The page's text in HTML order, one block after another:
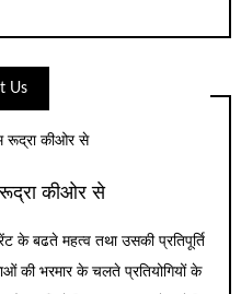
Us
कीओर से
के बढते महत्व तथा उसकी प्रतिपूर्ति
की भरमार के चलते प्रतियोगियों के